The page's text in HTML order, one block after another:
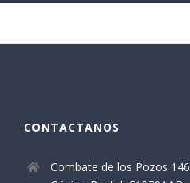
CONTACTANOS
Combate de los Pozos 146